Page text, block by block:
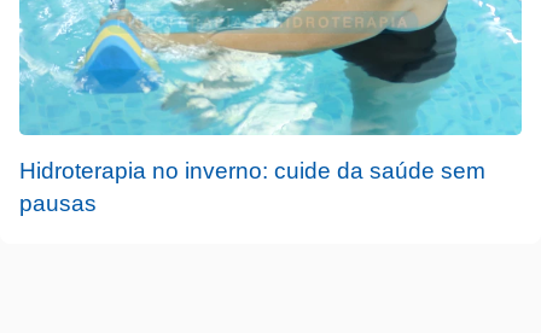
Hidroterapia no inverno: cuide da saúde sem
pausas